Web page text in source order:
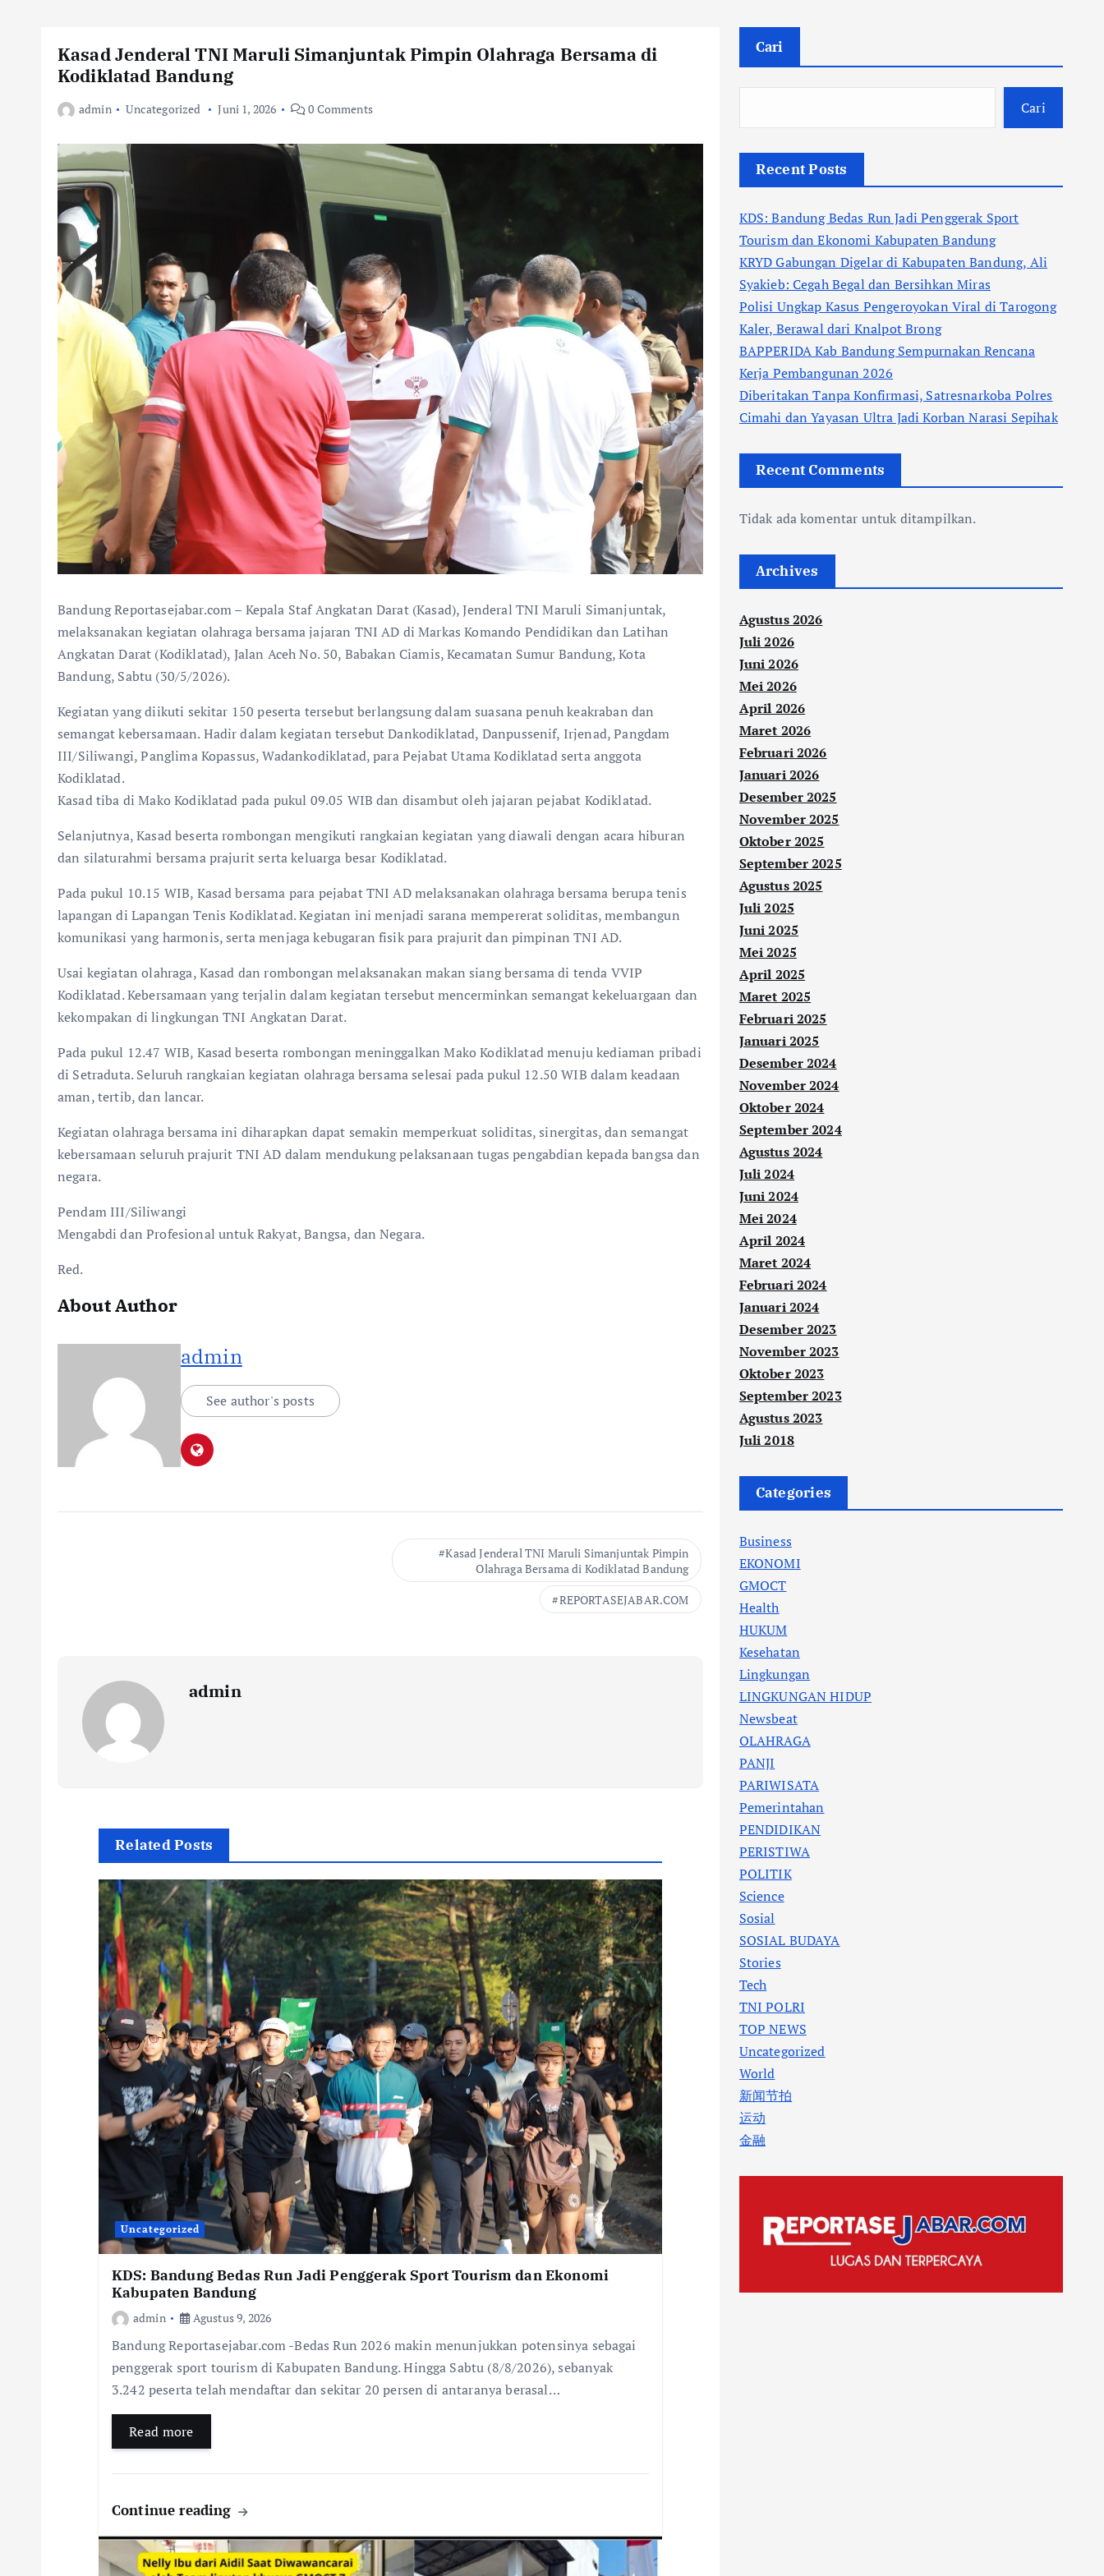
Kasad Jenderal TNI Maruli Simanjuntak Pimpin Olahraga Bersama di
Kodiklatad Bandung
admin Uncategorized Juni 1, 2026 0 Comments
Bandung Reportasejabar.com – Kepala Staf Angkatan Darat (Kasad), Jenderal TNI Maruli Simanjuntak,
melaksanakan kegiatan olahraga bersama jajaran TNI AD di Markas Komando Pendidikan dan Latihan
Angkatan Darat (Kodiklatad), Jalan Aceh No. 50, Babakan Ciamis, Kecamatan Sumur Bandung, Kota
Bandung, Sabtu (30/5/2026).
Kegiatan yang diikuti sekitar 150 peserta tersebut berlangsung dalam suasana penuh keakraban dan
semangat kebersamaan. Hadir dalam kegiatan tersebut Dankodiklatad, Danpussenif, Irjenad, Pangdam
III/Siliwangi, Panglima Kopassus, Wadankodiklatad, para Pejabat Utama Kodiklatad serta anggota
Kodiklatad.
Kasad tiba di Mako Kodiklatad pada pukul 09.05 WIB dan disambut oleh jajaran pejabat Kodiklatad.
Selanjutnya, Kasad beserta rombongan mengikuti rangkaian kegiatan yang diawali dengan acara hiburan
dan silaturahmi bersama prajurit serta keluarga besar Kodiklatad.
Pada pukul 10.15 WIB, Kasad bersama para pejabat TNI AD melaksanakan olahraga bersama berupa tenis
lapangan di Lapangan Tenis Kodiklatad. Kegiatan ini menjadi sarana mempererat soliditas, membangun
komunikasi yang harmonis, serta menjaga kebugaran fisik para prajurit dan pimpinan TNI AD.
Usai kegiatan olahraga, Kasad dan rombongan melaksanakan makan siang bersama di tenda VVIP
Kodiklatad. Kebersamaan yang terjalin dalam kegiatan tersebut mencerminkan semangat kekeluargaan dan
kekompakan di lingkungan TNI Angkatan Darat.
Pada pukul 12.47 WIB, Kasad beserta rombongan meninggalkan Mako Kodiklatad menuju kediaman pribadi
di Setraduta. Seluruh rangkaian kegiatan olahraga bersama selesai pada pukul 12.50 WIB dalam keadaan
aman, tertib, dan lancar.
Kegiatan olahraga bersama ini diharapkan dapat semakin memperkuat soliditas, sinergitas, dan semangat
kebersamaan seluruh prajurit TNI AD dalam mendukung pelaksanaan tugas pengabdian kepada bangsa dan
negara.
Pendam III/Siliwangi
Mengabdi dan Profesional untuk Rakyat, Bangsa, dan Negara.
Red.
About Author
admin
See author's posts
Kasad Jenderal TNI Maruli Simanjuntak Pimpin
Olahraga Bersama di Kodiklatad Bandung
REPORTASEJABAR.COM
admin
Related Posts
Uncategorized
KDS: Bandung Bedas Run Jadi Penggerak Sport Tourism dan Ekonomi
Kabupaten Bandung
admin Agustus 9, 2026
Bandung Reportasejabar.com -Bedas Run 2026 makin menunjukkan potensinya sebagai
penggerak sport tourism di Kabupaten Bandung. Hingga Sabtu (8/8/2026), sebanyak
3.242 peserta telah mendaftar dan sekitar 20 persen di antaranya berasal…
Read more
Continue reading
Cari
Cari
Recent Posts
KDS: Bandung Bedas Run Jadi Penggerak Sport
Tourism dan Ekonomi Kabupaten Bandung
KRYD Gabungan Digelar di Kabupaten Bandung, Ali
Syakieb: Cegah Begal dan Bersihkan Miras
Polisi Ungkap Kasus Pengeroyokan Viral di Tarogong
Kaler, Berawal dari Knalpot Brong
BAPPERIDA Kab Bandung Sempurnakan Rencana
Kerja Pembangunan 2026
Diberitakan Tanpa Konfirmasi, Satresnarkoba Polres
Cimahi dan Yayasan Ultra Jadi Korban Narasi Sepihak
Recent Comments
Tidak ada komentar untuk ditampilkan.
Archives
Agustus 2026
Juli 2026
Juni 2026
Mei 2026
April 2026
Maret 2026
Februari 2026
Januari 2026
Desember 2025
November 2025
Oktober 2025
September 2025
Agustus 2025
Juli 2025
Juni 2025
Mei 2025
April 2025
Maret 2025
Februari 2025
Januari 2025
Desember 2024
November 2024
Oktober 2024
September 2024
Agustus 2024
Juli 2024
Juni 2024
Mei 2024
April 2024
Maret 2024
Februari 2024
Januari 2024
Desember 2023
November 2023
Oktober 2023
September 2023
Agustus 2023
Juli 2018
Categories
Business
EKONOMI
GMOCT
Health
HUKUM
Kesehatan
Lingkungan
LINGKUNGAN HIDUP
Newsbeat
OLAHRAGA
PANJI
PARIWISATA
Pemerintahan
PENDIDIKAN
PERISTIWA
POLITIK
Science
Sosial
SOSIAL BUDAYA
Stories
Tech
TNI POLRI
TOP NEWS
Uncategorized
World
新闻节拍
运动
金融